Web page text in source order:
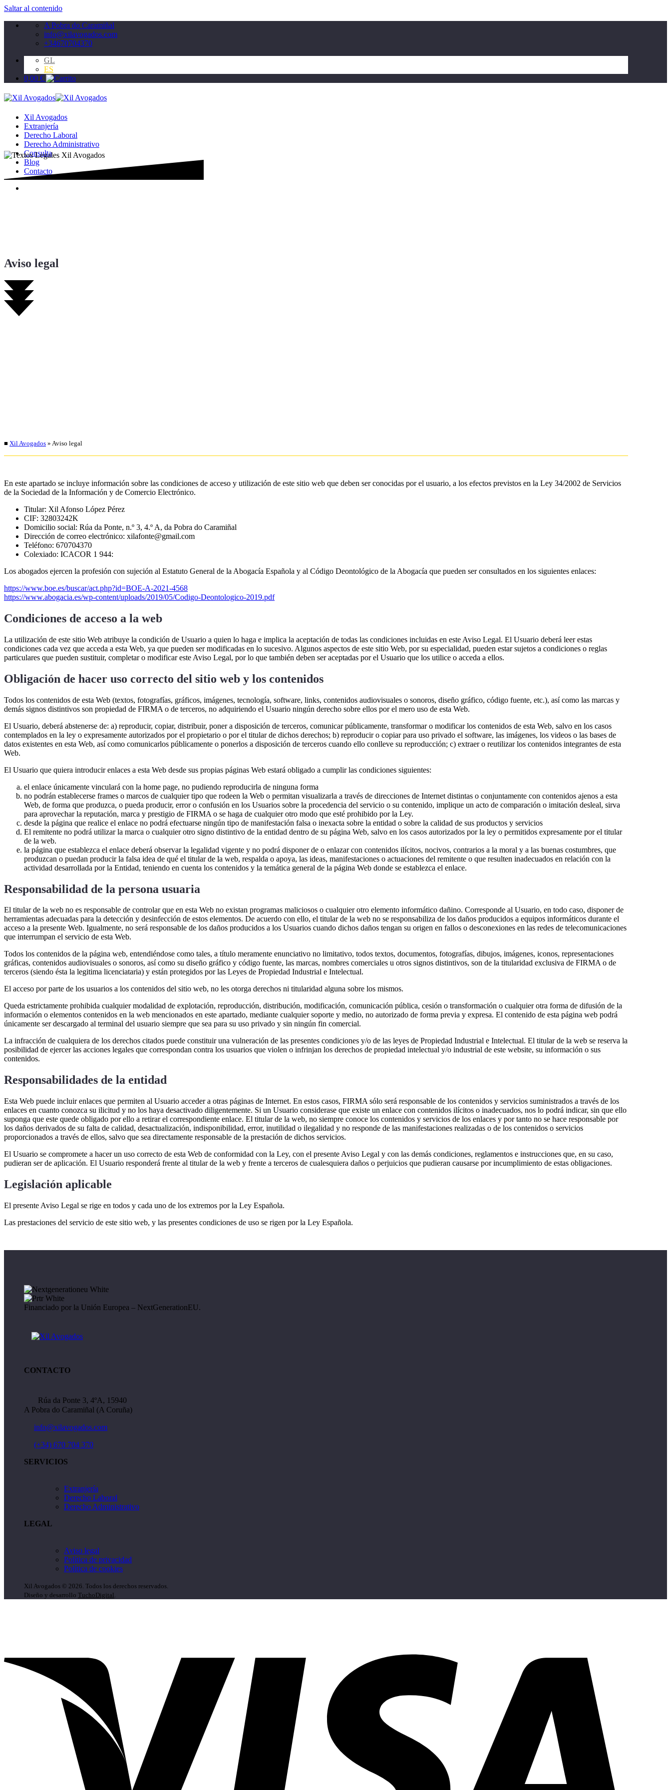
Saltar al contenido
A Pobra do Caramiñal
info@xilavogados.com
+34670704370
GL
ES
0,00 €
Xil Avogados
Extranjería
Derecho Laboral
Derecho Administrativo
Consulta
Blog
Contacto
Aviso legal
■ Xil Avogados » Aviso legal
En este apartado se incluye información sobre las condiciones de acceso y utilización de este sitio web que deben ser conocidas por el usuario, a los efectos previstos en la Ley 34/2002 de Servicios
de la Sociedad de la Información y de Comercio Electrónico.
Titular: Xil Afonso López Pérez
CIF: 32803242K
Domicilio social: Rúa da Ponte, n.º 3, 4.º A, da Pobra do Caramiñal
Dirección de correo electrónico: xilafonte@gmail.com
Teléfono: 670704370
Colexiado: ICACOR 1 944:
Los abogados ejercen la profesión con sujeción al Estatuto General de la Abogacía Española y al Código Deontológico de la Abogacía que pueden ser consultados en los siguientes enlaces:
https://www.boe.es/buscar/act.php?id=BOE-A-2021-4568
https://www.abogacia.es/wp-content/uploads/2019/05/Codigo-Deontologico-2019.pdf
Condiciones de acceso a la web
La utilización de este sitio Web atribuye la condición de Usuario a quien lo haga e implica la aceptación de todas las condiciones incluidas en este Aviso Legal. El Usuario deberá leer estas
condiciones cada vez que acceda a esta Web, ya que pueden ser modificadas en lo sucesivo. Algunos aspectos de este sitio Web, por su especialidad, pueden estar sujetos a condiciones o reglas
particulares que pueden sustituir, completar o modificar este Aviso Legal, por lo que también deben ser aceptadas por el Usuario que los utilice o acceda a ellos.
Obligación de hacer uso correcto del sitio web y los contenidos
Todos los contenidos de esta Web (textos, fotografías, gráficos, imágenes, tecnología, software, links, contenidos audiovisuales o sonoros, diseño gráfico, código fuente, etc.), así como las marcas y
demás signos distintivos son propiedad de FIRMA o de terceros, no adquiriendo el Usuario ningún derecho sobre ellos por el mero uso de esta Web.
El Usuario, deberá abstenerse de: a) reproducir, copiar, distribuir, poner a disposición de terceros, comunicar públicamente, transformar o modificar los contenidos de esta Web, salvo en los casos
contemplados en la ley o expresamente autorizados por el propietario o por el titular de dichos derechos; b) reproducir o copiar para uso privado el software, las imágenes, los videos o las bases de
datos existentes en esta Web, así como comunicarlos públicamente o ponerlos a disposición de terceros cuando ello conlleve su reproducción; c) extraer o reutilizar los contenidos integrantes de esta
Web.
El Usuario que quiera introducir enlaces a esta Web desde sus propias páginas Web estará obligado a cumplir las condiciones siguientes:
el enlace únicamente vinculará con la home page, no pudiendo reproducirla de ninguna forma
no podrán establecerse frames o marcos de cualquier tipo que rodeen la Web o permitan visualizarla a través de direcciones de Internet distintas o conjuntamente con contenidos ajenos a esta
Web, de forma que produzca, o pueda producir, error o confusión en los Usuarios sobre la procedencia del servicio o su contenido, implique un acto de comparación o imitación desleal, sirva
para aprovechar la reputación, marca y prestigio de FIRMA o se haga de cualquier otro modo que esté prohibido por la Ley.
desde la página que realice el enlace no podrá efectuarse ningún tipo de manifestación falsa o inexacta sobre la entidad o sobre la calidad de sus productos y servicios
El remitente no podrá utilizar la marca o cualquier otro signo distintivo de la entidad dentro de su página Web, salvo en los casos autorizados por la ley o permitidos expresamente por el titular
de la web.
la página que establezca el enlace deberá observar la legalidad vigente y no podrá disponer de o enlazar con contenidos ilícitos, nocivos, contrarios a la moral y a las buenas costumbres, que
produzcan o puedan producir la falsa idea de qué el titular de la web, respalda o apoya, las ideas, manifestaciones o actuaciones del remitente o que resulten inadecuados en relación con la
actividad desarrollada por la Entidad, teniendo en cuenta los contenidos y la temática general de la página Web donde se establezca el enlace.
Responsabilidad de la persona usuaria
El titular de la web no es responsable de controlar que en esta Web no existan programas maliciosos o cualquier otro elemento informático dañino. Corresponde al Usuario, en todo caso, disponer de
herramientas adecuadas para la detección y desinfección de estos elementos. De acuerdo con ello, el titular de la web no se responsabiliza de los daños producidos a equipos informáticos durante el
acceso a la presente Web. Igualmente, no será responsable de los daños producidos a los Usuarios cuando dichos daños tengan su origen en fallos o desconexiones en las redes de telecomunicaciones
que interrumpan el servicio de esta Web.
Todos los contenidos de la página web, entendiéndose como tales, a título meramente enunciativo no limitativo, todos textos, documentos, fotografías, dibujos, imágenes, iconos, representaciones
gráficas, contenidos audiovisuales o sonoros, así como su diseño gráfico y código fuente, las marcas, nombres comerciales u otros signos distintivos, son de la titularidad exclusiva de FIRMA o de
terceros (siendo ésta la legitima licenciataria) y están protegidos por las Leyes de Propiedad Industrial e Intelectual.
El acceso por parte de los usuarios a los contenidos del sitio web, no les otorga derechos ni titularidad alguna sobre los mismos.
Queda estrictamente prohibida cualquier modalidad de explotación, reproducción, distribución, modificación, comunicación pública, cesión o transformación o cualquier otra forma de difusión de la
información o elementos contenidos en la web mencionados en este apartado, mediante cualquier soporte y medio, no autorizado de forma previa y expresa. El contenido de esta página web podrá
únicamente ser descargado al terminal del usuario siempre que sea para su uso privado y sin ningún fin comercial.
La infracción de cualquiera de los derechos citados puede constituir una vulneración de las presentes condiciones y/o de las leyes de Propiedad Industrial e Intelectual. El titular de la web se reserva la
posibilidad de ejercer las acciones legales que correspondan contra los usuarios que violen o infrinjan los derechos de propiedad intelectual y/o industrial de este website, su información o sus
contenidos.
Responsabilidades de la entidad
Esta Web puede incluir enlaces que permiten al Usuario acceder a otras páginas de Internet. En estos casos, FIRMA sólo será responsable de los contenidos y servicios suministrados a través de los
enlaces en cuanto conozca su ilicitud y no los haya desactivado diligentemente. Si un Usuario considerase que existe un enlace con contenidos ilícitos o inadecuados, nos lo podrá indicar, sin que ello
suponga que este quede obligado por ello a retirar el correspondiente enlace. El titular de la web, no siempre conoce los contenidos y servicios de los enlaces y por tanto no se hace responsable por
los daños derivados de su falta de calidad, desactualización, indisponibilidad, error, inutilidad o ilegalidad y no responde de las manifestaciones realizadas o de los contenidos o servicios
proporcionados a través de ellos, salvo que sea directamente responsable de la prestación de dichos servicios.
El Usuario se compromete a hacer un uso correcto de esta Web de conformidad con la Ley, con el presente Aviso Legal y con las demás condiciones, reglamentos e instrucciones que, en su caso,
pudieran ser de aplicación. El Usuario responderá frente al titular de la web y frente a terceros de cualesquiera daños o perjuicios que pudieran causarse por incumplimiento de estas obligaciones.
Legislación aplicable
El presente Aviso Legal se rige en todos y cada uno de los extremos por la Ley Española.
Las prestaciones del servicio de este sitio web, y las presentes condiciones de uso se rigen por la Ley Española.
Financiado por la Unión Europea – NextGenerationEU.
CONTACTO
Rúa da Ponte 3, 4ºA, 15940
A Pobra do Caramiñal (A Coruña)
info@xilavogados.com
(+34) 670 704 370
SERVICIOS
Extranjería
Derecho Laboral
Derecho Administrativo
LEGAL
Aviso legal
Política de privacidad
Política de cookies
Xil Avogados © 2026. Todos los derechos reservados.
Diseño y desarrollo TuchoDigital.